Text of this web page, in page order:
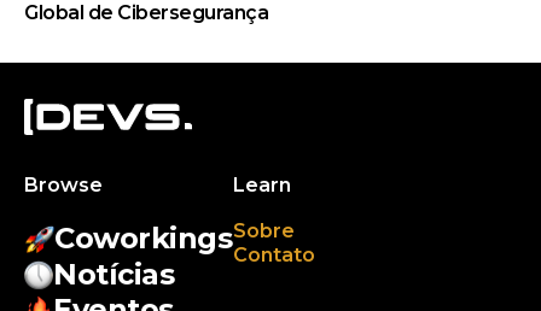
Global de Cibersegurança
Browse
Coworkings
Notícias
Learn
Sobre
Contato